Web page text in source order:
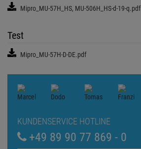
Mipro_MU-57H_HS, MU-506H_HS-d-19-q.pdf
Test
Mipro_MU-57H-D-DE.pdf
KUNDENSERVICE HOTLINE
+49 89 90 77 869 - 0